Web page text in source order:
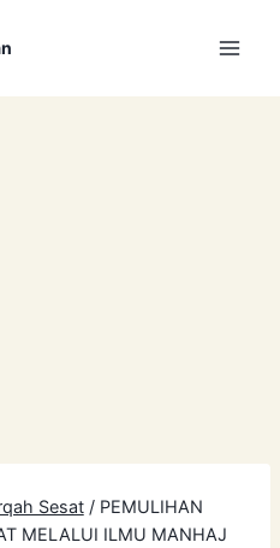
Sesat / PEMULIHAN
MELALUI ILMU MANHAJ